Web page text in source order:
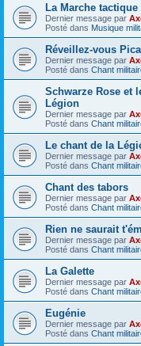
La Marche
Dernier message par
Posté dans Musique
Réveillez-vous
Dernier message par
Posté dans Chant
Schwarze Rose et
Légion
Dernier message par
Posté dans Chant
Le chant de la
Dernier message par
Posté dans Chant
Chant des tabors
Dernier message par
Posté dans Chant
Rien ne saurait
Dernier message par
Posté dans Chant
La Galette
Dernier message par
Posté dans Chant
Eugénie
Dernier message par
Posté dans Chant